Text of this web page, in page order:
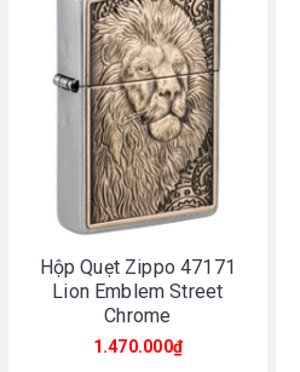
Hộp Quẹt Zippo 47171
Lion Emblem Street
Chrome
1.470.000₫